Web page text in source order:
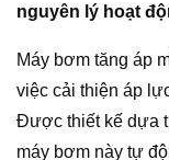
nguyên lý hoạt
Máy bơm tăng áp
việc cải thiện áp
Được thiết kế dựa
máy bơm này tự